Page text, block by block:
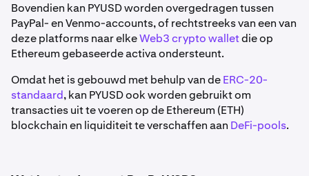
Bovendien kan PYUSD worden overgedragen tussen
PayPal- en Venmo-accounts, of rechtstreeks van een van
deze platforms naar elkeWeb3 crypto walletdie op
Ethereum gebaseerde activa ondersteunt.
Omdat het is gebouwd met behulp van deERC-20-
standaard, kan PYUSD ook worden gebruikt om
transacties uit te voeren op de Ethereum (ETH)
blockchain en liquiditeit te verschaffen aan DeFi-pools.